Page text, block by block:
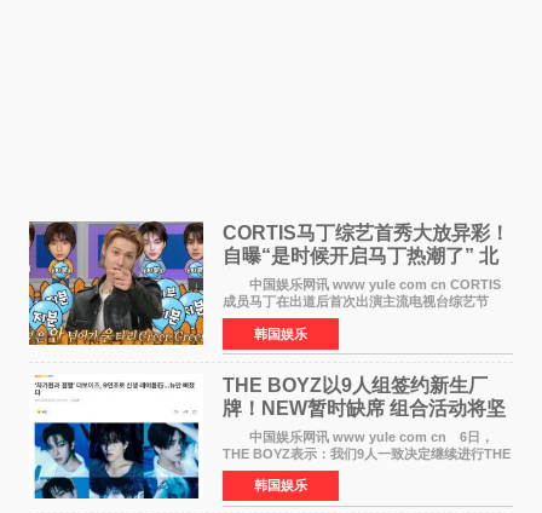
CORTIS马丁综艺首秀大放异彩！
自曝“是时候开启马丁热潮了” 北
美巡演火热进行中
中国娱乐网讯 www yule com cn CORTIS
成员马丁在出道后首次出演主流电视台综艺节
目，展现了多才多艺的魅力。 马丁出演了5日
播出的MBC《Radio Star》Fashion与Passion
之间，I&lsquo;m
韩国娱乐
THE BOYZ以9人组签约新生厂
牌！NEW暂时缺席 组合活动将坚
定不移继续
中国娱乐网讯 www yule com cn 6日，
THE BOYZ表示：我们9人一致决定继续进行THE
BOYZ组合活动，并且已经完成了组合团体活动
签约。目前正在新生厂牌下进行活动准备。尚未
离开THE BOYZ原所
韩国娱乐